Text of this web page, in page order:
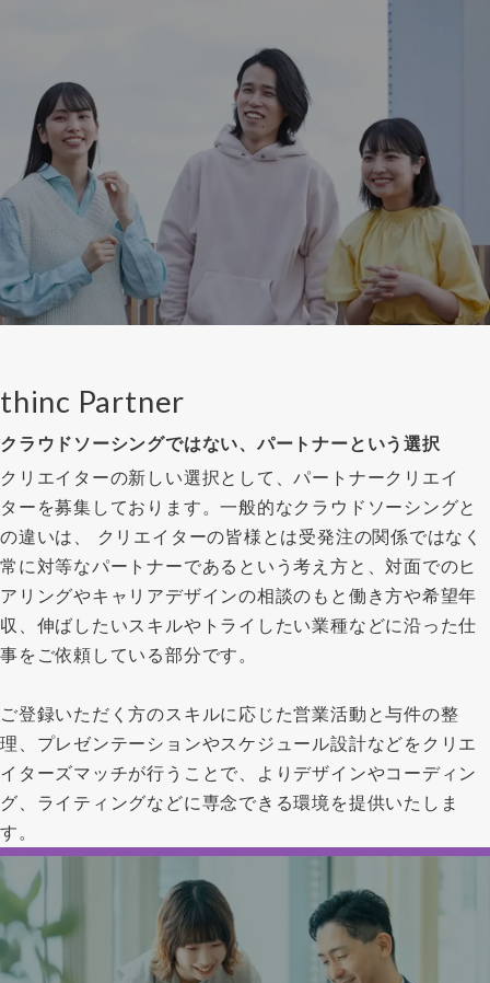
thinc Partner
クラウドソーシングではない、パートナーという選択
クリエイターの新しい選択として、パートナークリエイ
ターを募集しております。一般的なクラウドソーシングと
の違いは、 クリエイターの皆様とは受発注の関係ではなく
常に対等なパートナーであるという考え方と、対面でのヒ
アリングやキャリアデザインの相談のもと働き方や希望年
収、伸ばしたいスキルやトライしたい業種などに沿った仕
事をご依頼している部分です。
ご登録いただく方のスキルに応じた営業活動と与件の整
理、プレゼンテーションやスケジュール設計などをクリエ
イターズマッチが行うことで、よりデザインやコーディン
グ、ライティングなどに専念できる環境を提供いたしま
す。